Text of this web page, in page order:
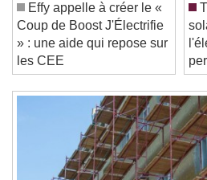
Play
Skip Backward
Unmute
Current Time0:00
/
Duration-:-
Loaded:0%
Stream TypeLIVE
Seek to live, currently
Remaining Time -0:00
1x
Effy appelle à créer le «
Coup de Boost J'Électrifie
» : une aide qui repose sur
les CEE